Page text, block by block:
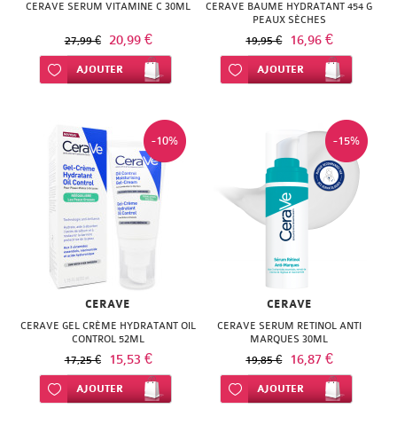
CERAVE SERUM VITAMINE C 30ML
27,99 € 20,99 €
Ajouter à ma liste d’envie
AJOUTER
CERAVE BAUME HYDRATANT 454 G
PEAUX SÈCHES
19,95 € 16,96 €
Ajouter à ma liste d’envie
AJOUTER
-10%
CERAVE
CERAVE GEL CRÈME HYDRATANT OIL
CONTROL 52ML
17,25 € 15,53 €
Ajouter à ma liste d’envie
AJOUTER
-15%
CERAVE
CERAVE SERUM RETINOL ANTI
MARQUES 30ML
19,85 € 16,87 €
Ajouter à ma liste d’envie
AJOUTER